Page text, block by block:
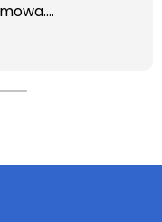
i porady jaka
Faktura także